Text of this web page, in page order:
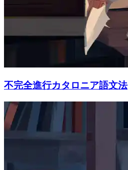
不完全進行カタロニア語文法